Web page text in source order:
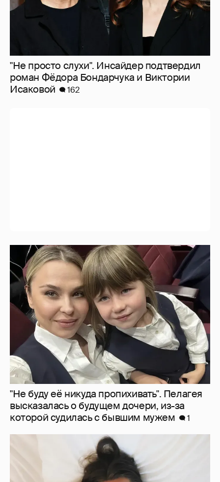
"Не просто слухи". Инсайдер подтвердил
роман Фёдора Бондарчука и Виктории
Исаковой
162
"Не буду её никуда пропихивать". Пелагея
высказалась о будущем дочери, из-за
которой судилась с бывшим мужем
1
Молится о поездке на Бали: Диана
Шурыгина воцерковилась в СИЗО